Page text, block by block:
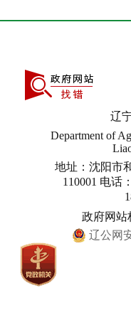
辽
Department of
地址：沈阳市
110001 电话
政府网站
辽公网